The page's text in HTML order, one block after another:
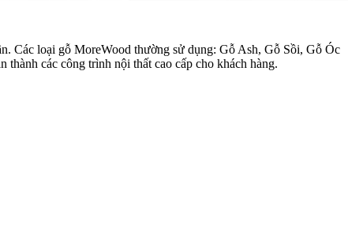
Các loại gỗ MoreWood thường sử dụng: Gỗ Ash, Gỗ Sồi, Gỗ Óc
các công trình nội thất cao cấp cho khách hàng.